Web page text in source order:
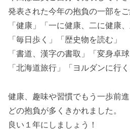
発表された今年の抱負の一部を
「健康」「一に健康、二に健康、
「毎日歩く」「歴史物を読む」
「書道、漢字の書取」「変身卓
「北海道旅行」「ヨルダンに行
健康、趣味や習慣でもう一歩前
どの抱負が多くきかれました。
良い１年にしましょう！